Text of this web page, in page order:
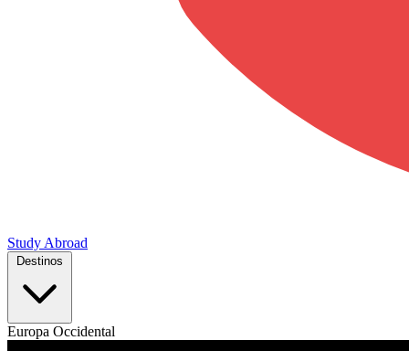
Study Abroad
Europa Occidental